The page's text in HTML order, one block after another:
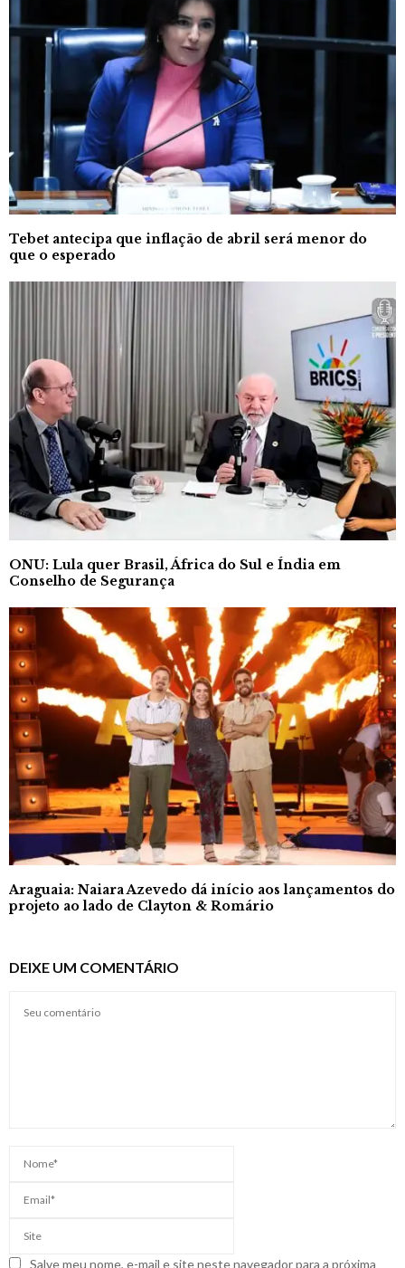
Tebet antecipa que inflação de abril será menor do
que o esperado
ONU: Lula quer Brasil, África do Sul e Índia em
Conselho de Segurança
Araguaia: Naiara Azevedo dá início aos lançamentos do
projeto ao lado de Clayton & Romário
DEIXE UM COMENTÁRIO
Salve meu nome, e-mail e site neste navegador para a próxima